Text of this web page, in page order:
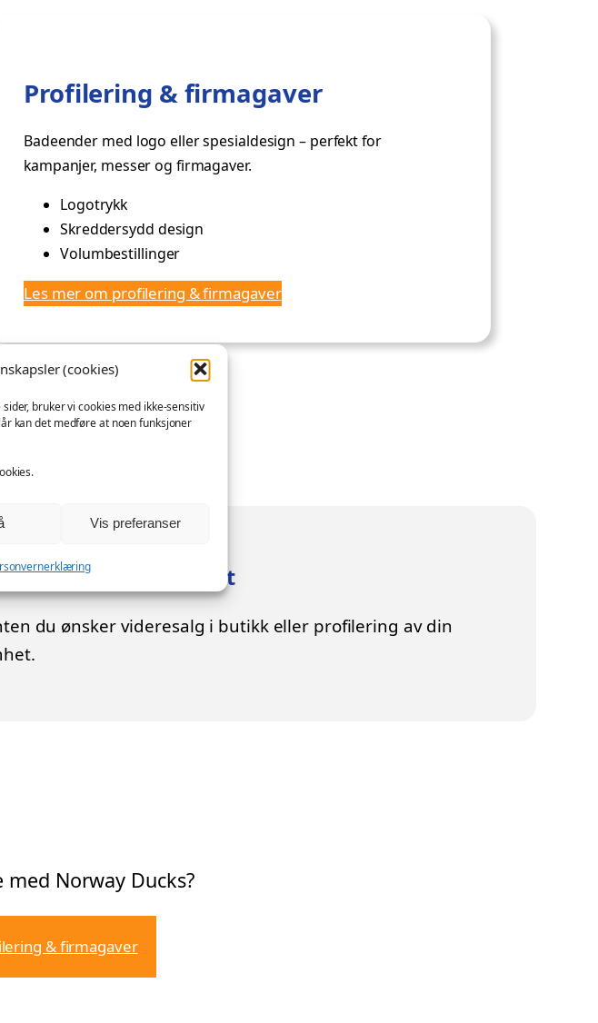
(cookies)
bruker vi cookies med ikke-sensitiv
kan det medføre at noen funksjoner
Vis preferanser
Profilering & firmagaver
Badeender med logo eller spesialdesign – perfekt for
kampanjer, messer og firmagaver.
Logotrykk
Skreddersydd design
Volumbestillinger
Les mer om profilering & firmagaver
enkelt og strukturert
du ønsker videresalg i butikk eller profilering av din
Norway Ducks?
& firmagaver